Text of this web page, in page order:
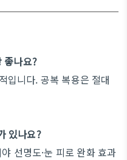
좋나요?
입니다. 공복 복용은 절대
있나요?
선명도·눈 피로 완화 효과